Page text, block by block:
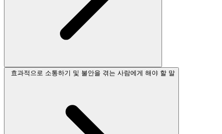
효과적으로 소통하기 및 불안을 겪는 사람에게 해야 할 말